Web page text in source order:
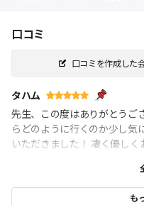
口コミ
口コミを作成した
タハム
先生、この度はありがとうご
らどのように行くのか少し気
いただきました！ 凄く優し
いた不安がスッキリしました
です🥹 また何かあったら相
ございました💗
も